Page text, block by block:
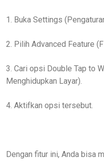
1. Buka Settings
2. Pilih Advanced Feature
3. Cari opsi Double Tap to
Menghidupkan Layar).
4. Aktifkan opsi tersebut.
Dengan fitur ini, Anda bisa